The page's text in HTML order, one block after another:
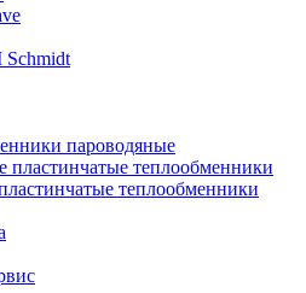
Schmidt
пароводяные
пластинчатые теплообменники
теплообменники